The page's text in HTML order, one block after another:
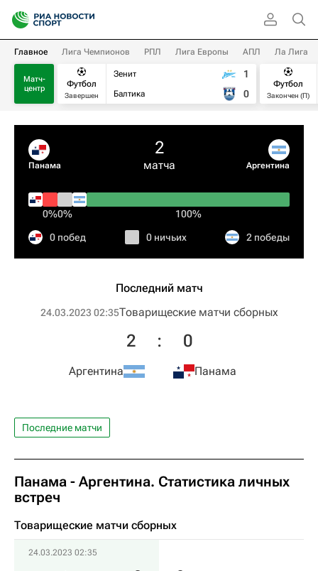
Главное Лига Чемпионов РПЛ Лига Европы АПЛ Ла Лига
Матч-
центр
Футбол
Завершен
Зенит
Балтика
1
0
Футбол
Закончен (П)
Панама
2
матча Аргентина
0%0% 100%
0 побед 0 ничьих 2 победы
Последний матч
24.03.2023 02:35Товарищеские матчи сборных
Аргентина
2 : 0
Панама
Последние матчи
Панама - Аргентина. Статистика личных
встреч
Товарищеские матчи сборных
24.03.2023 02:35